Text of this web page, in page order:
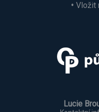
Vložit
Lucie